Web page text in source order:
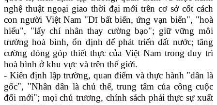
nghệ thuật ngoại giao thời đại mới trên cơ sở cốt cách
con người Việt Nam "Dĩ bất biến, ứng vạn biến", "hoà
hiếu", "lấy chí nhân thay cường bạo"; giữ vững môi
trường hoà bình, ổn định để phát triển đất nước; tăng
cường đóng góp thiết thực của Việt Nam trong duy trì
hoà bình ở khu vực và trên thế giới.
- Kiên định lập trường, quan điểm và thực hành "dân là
gốc", "Nhân dân là chủ thể, trung tâm của công cuộc
đổi mới"; mọi chủ trương, chính sách phải thực sự xuất